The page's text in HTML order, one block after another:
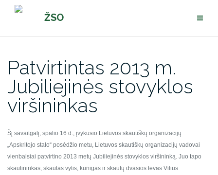
Pereiti
ŽSO
Patvirtintas 2013 m.
Jubiliejinės stovyklos
viršininkas
Šį savaitgalį, spalio 16 d., įvykusio Lietuvos skautiškų organizacijų
„Apskritojo stalo“ posėdžio metu, Lietuvos skautiškų organizacijų vadovai
vienbalsiai patvirtino 2013 metų Jubiliejinės stovyklos viršininką. Juo tapo
skautininkas, skautas vytis, kunigas ir skautų dvasios tėvas Vilius